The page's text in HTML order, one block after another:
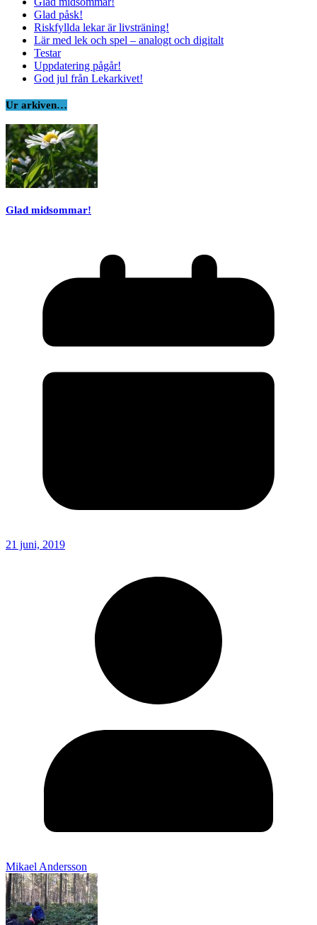
Glad påsk!
Riskfyllda lekar är livsträning!
Lär med lek och spel – analogt och digitalt
Testar
Uppdatering pågår!
God jul från Lekarkivet!
Ur arkiven…
Glad midsommar!
21 juni, 2019
Mikael Andersson